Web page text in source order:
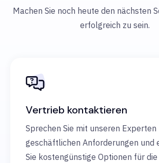
Machen Sie noch heute den nächsten
erfolgreich zu sein.
Vertrieb kontaktieren
Sprechen Sie mit unseren
geschäftlichen Anforderungen und
Sie kostengünstige Optionen für die